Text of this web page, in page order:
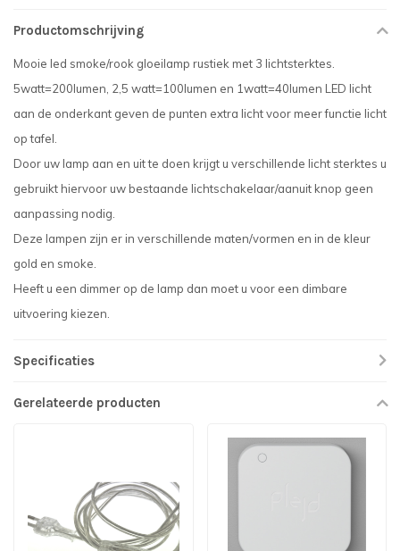
Productomschrijving
Mooie led smoke/rook gloeilamp rustiek met 3 lichtsterktes.
5watt=200lumen, 2,5 watt=100lumen en 1watt=40lumen LED licht
aan de onderkant geven de punten extra licht voor meer functie licht
op tafel.
Door uw lamp aan en uit te doen krijgt u verschillende licht sterktes u
gebruikt hiervoor uw bestaande lichtschakelaar/aanuit knop geen
aanpassing nodig.
Deze lampen zijn er in verschillende maten/vormen en in de kleur
gold en smoke.
Heeft u een dimmer op de lamp dan moet u voor een dimbare
uitvoering kiezen.
Specificaties
Gerelateerde producten